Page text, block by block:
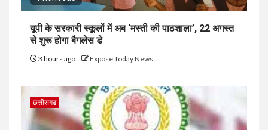
यूपी के सरकारी स्कूलों में अब ‘मस्ती की पाठशाला’, 22 अगस्त
से शुरू होगा बैगलेस डे
3 hours ago Expose Today News
छत्तीसगढ